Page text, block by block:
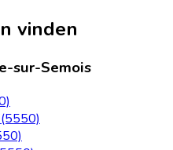
vinden
sur-Semois